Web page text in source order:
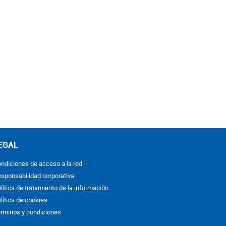
de acceso a la red
corporativa
de tratamiento de la información
de cookies
y condiciones